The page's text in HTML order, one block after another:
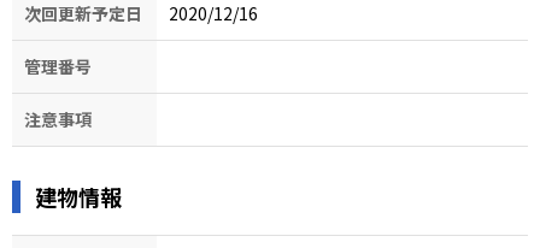
次回更新予定日 2020/12/16
管理番号
注意事項
建物情報